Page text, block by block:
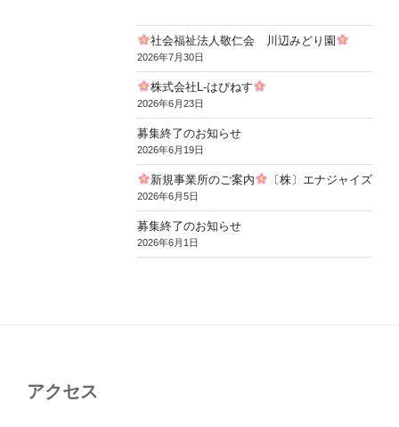
社会福祉法人敬仁会 川辺みどり園
2026年7月30日
株式会社L-はぴねす
2026年6月23日
募集終了のお知らせ
2026年6月19日
新規事業所のご案内 〔株〕エナジャイズ
2026年6月5日
募集終了のお知らせ
2026年6月1日
アクセス